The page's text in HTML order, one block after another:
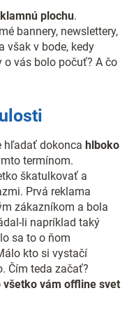
plochu.
bannery, newslettery,
však v bode, kedy
o vás bolo počuť? A čo
hľadať dokonca hlboko
termínom.
škatulkovať a
Prvá reklama
zákazníkom a bola
li napríklad taký
sa to o ňom
kto si vystačí
Čím teda začať?
všetko vám offline svet